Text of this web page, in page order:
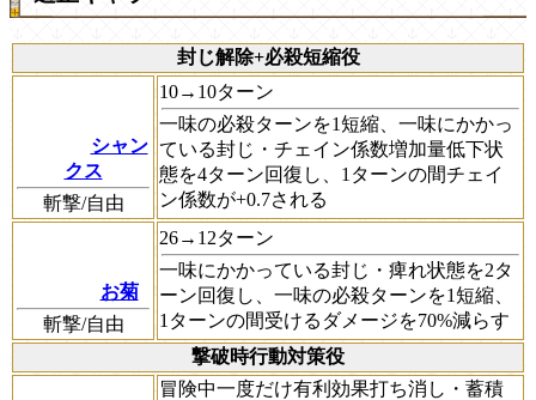
封じ解除+必殺短縮役
シャン
クス
斬撃/自由
10→10ターン
一味の必殺ターンを1短縮、一味にかかっ
ている封じ・チェイン係数増加量低下状
態を4ターン回復し、1ターンの間チェイ
ン係数が+0.7される
お菊
斬撃/自由
26→12ターン
一味にかかっている封じ・痺れ状態を2タ
ーン回復し、一味の必殺ターンを1短縮、
1ターンの間受けるダメージを70%減らす
撃破時行動対策役
冒険中一度だけ有利効果打ち消し・蓄積